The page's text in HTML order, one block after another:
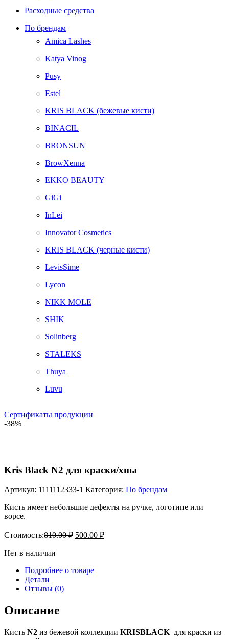
Расходные средства
По брендам
Amica Lashes
Katya Vinog
Pusy
Estel
KRIS BLACK (бежевые кисти)
BINACIL
BRONSUN
BrowXenna
EKKO BEAUTY
GiGi
InLei
Innovator Cosmetics
KRIS BLACK (черные кисти)
LevisSime
Lycon
NIKK MOLE
SHIK
Solinberg
STALEKS
Thuya
Luvu
Сертификаты продукции
-38%
Kris Black N2 для краски/хны
Артикул: 1111112333-1 Категория: По брендам
Кисть имеет небольшие дефекты на ручке, логотипе или
ворсе.
Стоимость:810.00₽ 500.00 ₽
Нет в наличии
Подробнее о товаре
Детали
Отзывы (0)
Описание
Кисть N2 из бежевой коллекции KRISBLACK для краски из